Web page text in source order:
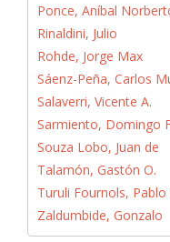
Ponce, Aníbal
Rinaldini, Julio
Rohde, Jorge Max
Sáenz-Peña, Carlos
Salaverri, Vicente A.
Sarmiento, Domingo
Souza Lobo, Juan de
Talamón, Gastón O.
Turuli Fournols, Pablo
Zaldumbide, Gonzalo